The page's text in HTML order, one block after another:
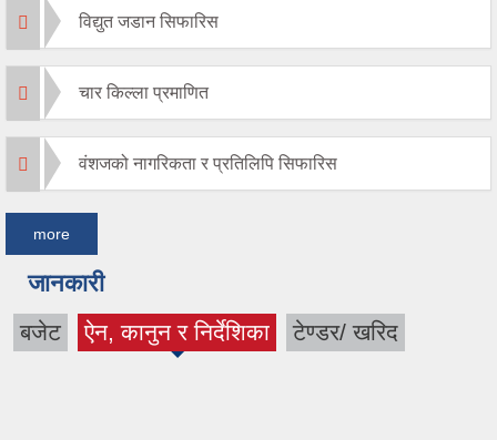
विद्युत जडान सिफारिस
चार किल्ला प्रमाणित
वंशजको नागरिकता र प्रतिलिपि सिफारिस
more
जानकारी
बजेट ऐन, कानुन र निर्देशिका
(active tab) टेण्डर/ खरिद